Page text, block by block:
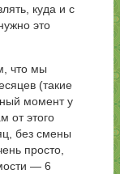
куда и с
это
что мы
(такие
момент у
от этого
без смены
просто,
— 6